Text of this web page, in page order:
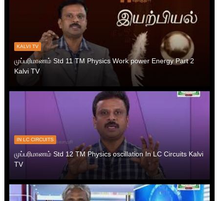
KALVI TV
முப்பரிமாணம் Std 11 TM Physics Work power Energy Part 2
Kalvi TV
IN LC CIRCUITS
முப்பரிமாணம் Std 12 TM Physics oscillation In LC Circuits Kalvi
TV